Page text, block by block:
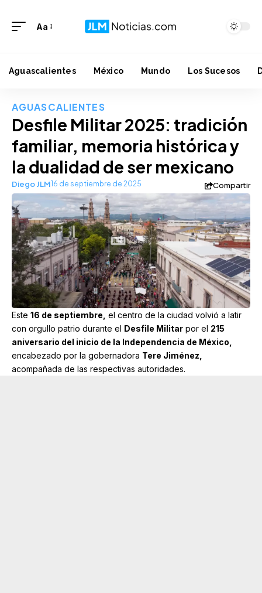
Aa
Aguascalientes México Mundo Los Sucesos
AGUASCALIENTES
Desfile Militar 2025: tradición
familiar, memoria histórica y
la dualidad de ser mexicano
Diego JLM16 de septiembre de 2025 Compartir
Este 16 de septiembre, el centro de la ciudad volvió a latir
con orgullo patrio durante el Desfile Militar por el 215
aniversario del inicio de la Independencia de México,
encabezado por la gobernadora Tere Jiménez,
acompañada de las respectivas autoridades.